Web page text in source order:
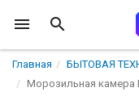
Главная БЫТОВАЯ
Морозильная камера